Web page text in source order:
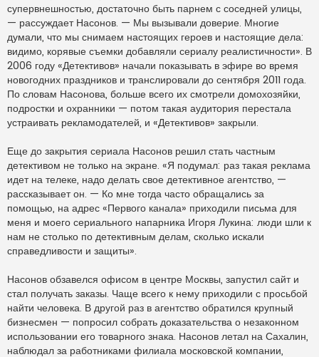
супервнешностью, достаточно быть парнем с соседней улицы,
— рассуждает Насонов. — Мы вызывали доверие. Многие
думали, что мы снимаем настоящих героев и настоящие дела:
видимо, корявые съемки добавляли сериалу реалистичности». В
2006 году «Детективов» начали показывать в эфире во время
новогодних праздников и транслировали до сентября 2011 года.
По словам Насонова, больше всего их смотрели домохозяйки,
подростки и охранники — потом такая аудитория перестала
устраивать рекламодателей, и «Детективов» закрыли.
Еще до закрытия сериала Насонов решил стать частным
детективом не только на экране. «Я подумал: раз такая реклама
идет на телеке, надо делать свое детективное агентство, —
рассказывает он. — Ко мне тогда часто обращались за
помощью, на адрес «Первого канала» приходили письма для
меня и моего сериального напарника Игоря Лукина: люди шли к
нам не столько по детективным делам, сколько искали
справедливости и защиты».
Насонов обзавелся офисом в центре Москвы, запустил сайт и
стал получать заказы. Чаще всего к нему приходили с просьбой
найти человека. В другой раз в агентство обратился крупный
бизнесмен — попросил собрать доказательства о незаконном
использовании его товарного знака. Насонов летал на Сахалин,
наблюдал за работниками филиала московской компании,